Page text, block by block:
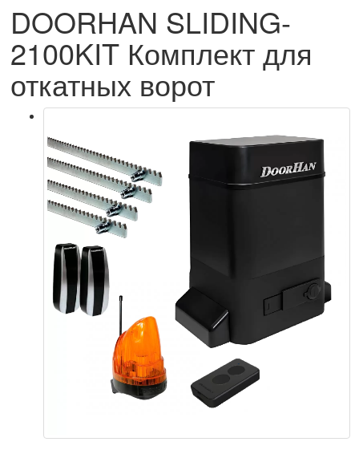
DOORHAN SLIDING-
2100KIT Комплект для
откатных ворот